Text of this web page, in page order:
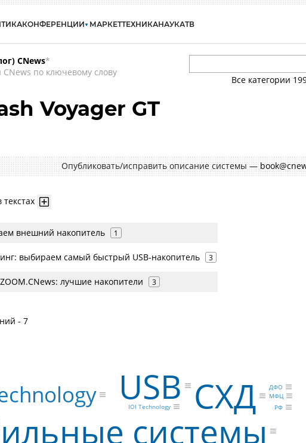
КОНФЕРЕНЦИИ МАРКЕТТЕХНИКАНАУКАТВ
CNews*
по ключевому слову
Все категории
Voyager GT
Опубликовать/исправить описание системы —
внешний накопитель 1
выбираем самый быстрый USB-накопитель 3
лучшие накопители 3
- 7
системы
СХД
USB
IOI Technology
МФЦ
РФ
ДФО